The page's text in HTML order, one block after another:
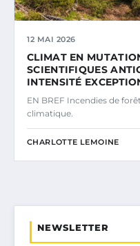
12 MAI 2026
CLIMAT EN
SCIENTIFIQUES
INTENSITÉ
EN BREF Incendies de
climatique.
CHARLOTTE LEMOINE
NEWSLETTER